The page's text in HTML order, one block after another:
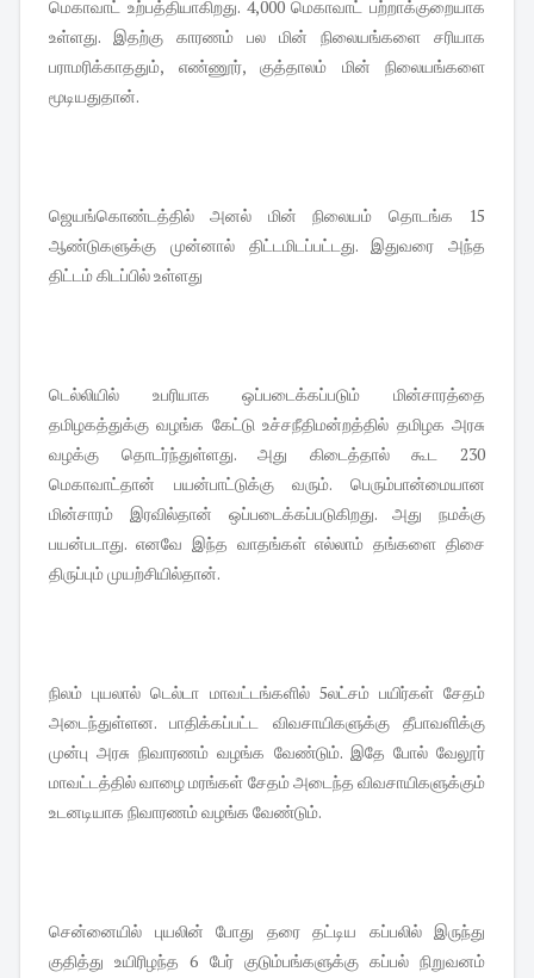
மெகாவாட் உற்பத்தியாகிறது. 4,000 மெகாவாட் பற்றாக்குறையாக
உள்ளது. இதற்கு காரணம் பல மின் நிலையங்களை சரியாக
பராமரிக்காததும், எண்ணூர், குத்தாலம் மின் நிலையங்களை
மூடியதுதான்.
ஜெயங்கொண்டத்தில் அனல் மின் நிலையம் தொடங்க 15
ஆண்டுகளுக்கு முன்னால் திட்டமிடப்பட்டது. இதுவரை அந்த
திட்டம் கிடப்பில் உள்ளது
டெல்லியில் உபரியாக ஒப்படைக்கப்படும் மின்சாரத்தை
தமிழகத்துக்கு வழங்க கேட்டு உச்சநீதிமன்றத்தில் தமிழக அரசு
வழக்கு தொடர்ந்துள்ளது. அது கிடைத்தால் கூட 230
மெகாவாட்தான் பயன்பாட்டுக்கு வரும். பெரும்பான்மையான
மின்சாரம் இரவில்தான் ஒப்படைக்கப்படுகிறது. அது நமக்கு
பயன்படாது. எனவே இந்த வாதங்கள் எல்லாம் தங்களை திசை
திருப்பும் முயற்சியில்தான்.
நிலம் புயலால் டெல்டா மாவட்டங்களில் 5லட்சம் பயிர்கள் சேதம்
அடைந்துள்ளன. பாதிக்கப்பட்ட விவசாயிகளுக்கு தீபாவளிக்கு
முன்பு அரசு நிவாரணம் வழங்க வேண்டும். இதே போல் வேலூர்
மாவட்டத்தில் வாழை மரங்கள் சேதம் அடைந்த விவசாயிகளுக்கும்
உடனடியாக நிவாரணம் வழங்க வேண்டும்.
சென்னையில் புயலின் போது தரை தட்டிய கப்பலில் இருந்து
குதித்து உயிரிழந்த 6 பேர் குடும்பங்களுக்கு கப்பல் நிறுவனம்